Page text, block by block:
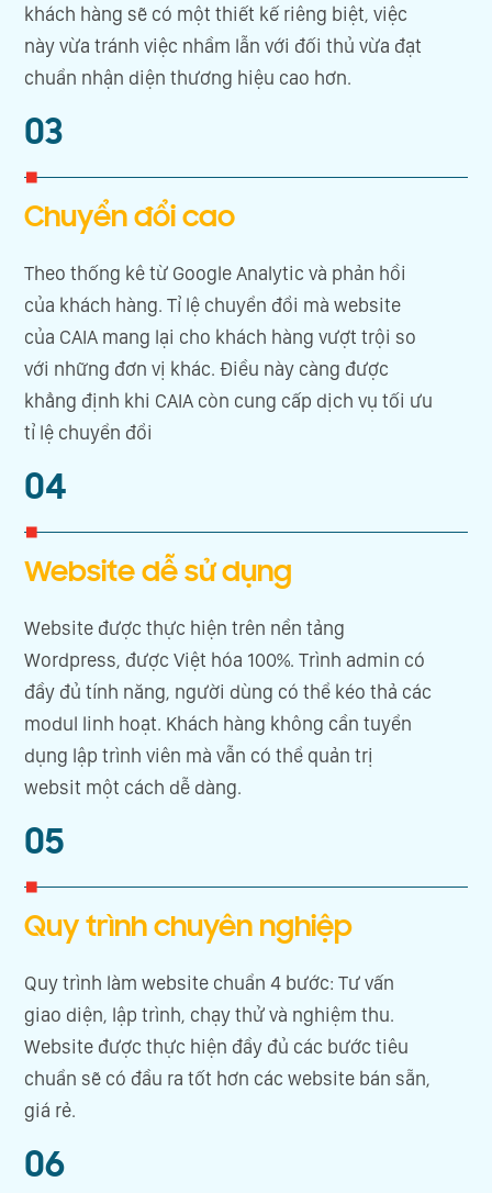
khách hàng sẽ có một thiết kế riêng biệt, việc
này vừa tránh việc nhầm lẫn với đối thủ vừa đạt
chuẩn nhận diện thương hiệu cao hơn.
03
Chuyển đổi cao
Theo thống kê từ Google Analytic và phản hồi
của khách hàng. Tỉ lệ chuyển đổi mà website
của CAIA mang lại cho khách hàng vượt trội so
với những đơn vị khác. Điều này càng được
khẳng định khi CAIA còn cung cấp dịch vụ tối ưu
tỉ lệ chuyển đổi
04
Website dễ sử dụng
Website được thực hiện trên nền tảng
Wordpress, được Việt hóa 100%. Trình admin có
đầy đủ tính năng, người dùng có thể kéo thả các
modul linh hoạt. Khách hàng không cần tuyển
dụng lập trình viên mà vẫn có thể quản trị
websit một cách dễ dàng.
05
Quy trình chuyên nghiệp
Quy trình làm website chuẩn 4 bước: Tư vấn
giao diện, lập trình, chạy thử và nghiệm thu.
Website được thực hiện đầy đủ các bước tiêu
chuẩn sẽ có đầu ra tốt hơn các website bán sẵn,
giá rẻ.
06